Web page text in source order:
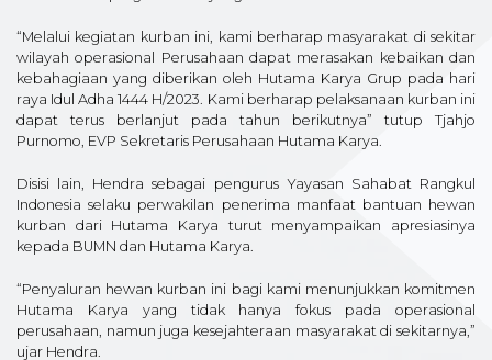
“Melalui kegiatan kurban ini, kami berharap masyarakat di sekitar
wilayah operasional Perusahaan dapat merasakan kebaikan dan
kebahagiaan yang diberikan oleh Hutama Karya Grup pada hari
raya Idul Adha 1444 H/2023. Kami berharap pelaksanaan kurban ini
dapat terus berlanjut pada tahun berikutnya” tutup Tjahjo
Purnomo, EVP Sekretaris Perusahaan Hutama Karya.
Disisi lain, Hendra sebagai pengurus Yayasan Sahabat Rangkul
Indonesia selaku perwakilan penerima manfaat bantuan hewan
kurban dari Hutama Karya turut menyampaikan apresiasinya
kepada BUMN dan Hutama Karya.
“Penyaluran hewan kurban ini bagi kami menunjukkan komitmen
Hutama Karya yang tidak hanya fokus pada operasional
perusahaan, namun juga kesejahteraan masyarakat di sekitarnya,”
ujar Hendra.